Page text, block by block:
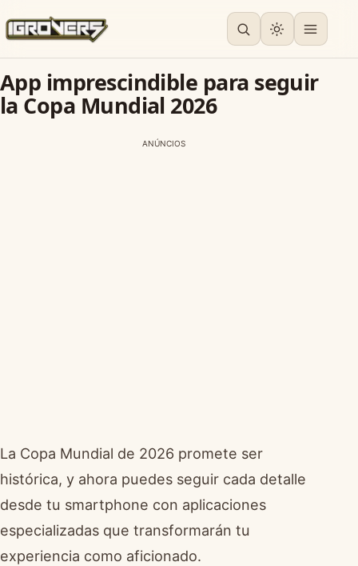
App imprescindible para seguir
la Copa Mundial 2026
ANÚNCIOS
La Copa Mundial de 2026 promete ser
histórica, y ahora puedes seguir cada detalle
desde tu smartphone con aplicaciones
especializadas que transformarán tu
experiencia como aficionado.